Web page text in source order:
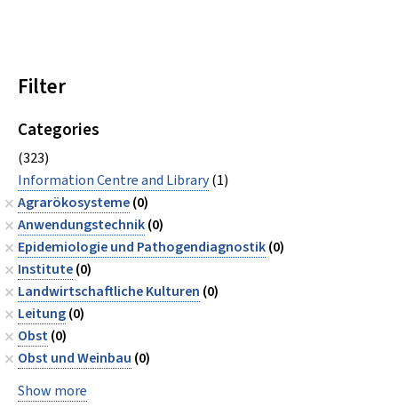
Filter
Categories
(323)
Information Centre and Library(1)
Agrarökosysteme(0)
Anwendungstechnik(0)
Epidemiologie und Pathogendiagnostik(0)
Institute(0)
Landwirtschaftliche Kulturen (0)
Leitung(0)
Obst(0)
Obst und Weinbau (0)
Show more